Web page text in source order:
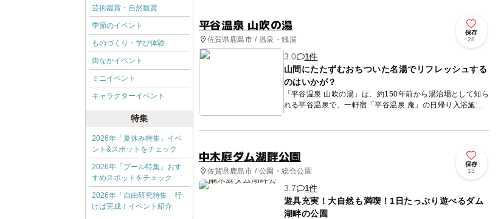
平谷温泉 山吹の湯
佐賀県鹿島市 / 温泉・銭湯
保存
28
3.0
1件
山間にたたずむおちついた名湯でリフレッシュする
のはいかが？
「平谷温泉 山吹の湯」は、約150年前から湯治場として知ら
れる平谷温泉で、一軒宿「平谷温泉 庵」の日帰り入浴施設
です。 男女別の内風呂と露天風呂で名湯につかることがで
中木庭ダム湖畔公園
佐賀県鹿島市 / 公園・総合公園
保存
13
3.7
1件
遊具充実！大自然も満喫！1日たっぷり遊べるダム
湖畔の公園
芸術鑑賞・自然観賞
季節のイベント
ものづくり・学び体験
街なかイベント
ミニイベント
キャラクターイベント
特集
2026年「夏休み特集」イベ
ント&スポットをチェック
2026年「プール特集」おす
すめスポットをチェック
2026年「自由研究特集」行
けば完成！イベント紹介